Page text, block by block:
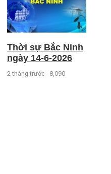
Thời sự Bắc Ninh
ngày 14-6-2026
2 tháng trước 8,090